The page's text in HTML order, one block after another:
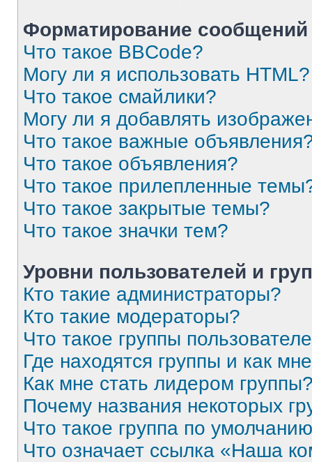
Форматирование
Что такое BBCode?
Могу ли я использовать HTML?
Что такое смайлики?
Могу ли я добавлять
Что такое важные
Что такое объявления?
Что такое прилепленные
Что такое закрытые темы?
Что такое значки тем?
Уровни пользователей и
Кто такие администраторы?
Кто такие модераторы?
Что такое группы
Где находятся группы и как
Как мне стать лидером
Почему названия некоторых
Что такое группа по
Что означает ссылка «Наша